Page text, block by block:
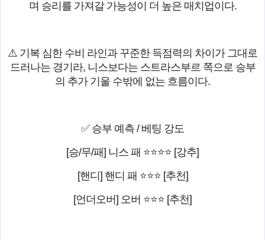
며 승리를 가져갈 가능성이 더 높은 매치업이다.
⚠️ 기복 심한 수비 라인과 꾸준한 득점력의 차이가 그대로
드러나는 경기라, 니스보다는 스트라스부르 쪽으로 승부
의 추가 기울 수밖에 없는 흐름이다.
✅ 승부 예측 / 베팅 강도
[승/무/패] 니스 패 ⭐⭐⭐⭐ [강추]
[핸디] 핸디 패 ⭐⭐⭐ [추천]
[언더오버] 오버 ⭐⭐⭐ [추천]